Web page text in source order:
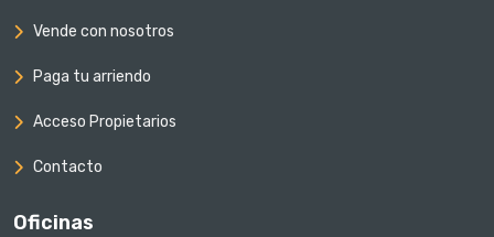
Vende con nosotros
Paga tu arriendo
Acceso Propietarios
Contacto
Oficinas